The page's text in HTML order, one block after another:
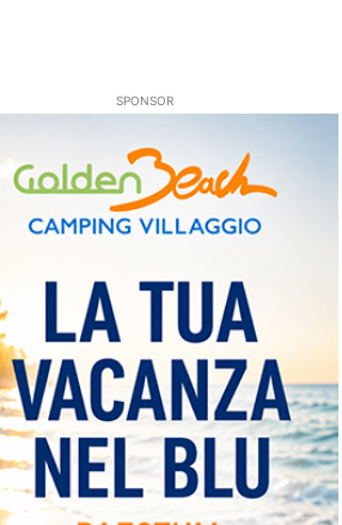
SPONSOR